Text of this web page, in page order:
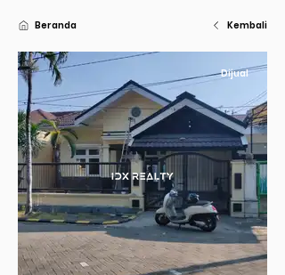
Beranda Kembali
Dijual